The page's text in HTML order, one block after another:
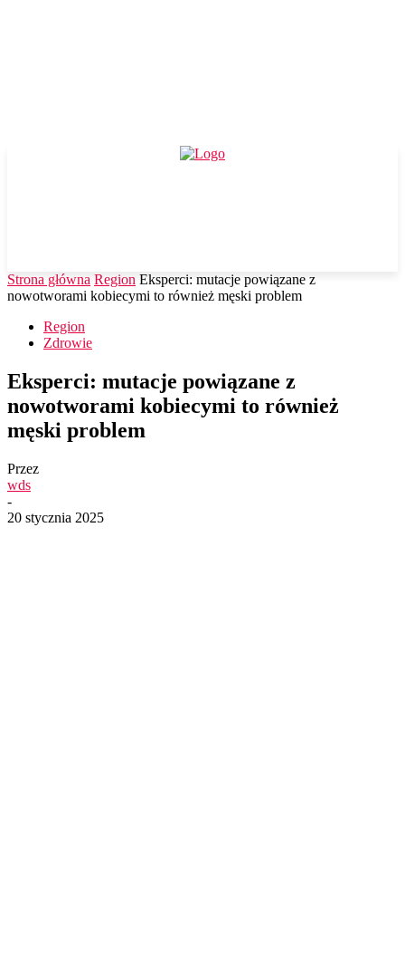
Strona główna Region Eksperci: mutacje powiązane z
nowotworami kobiecymi to również męski problem
Region
Zdrowie
Eksperci: mutacje powiązane z
nowotworami kobiecymi to również
męski problem
Przez
wds
-
20 stycznia 2025